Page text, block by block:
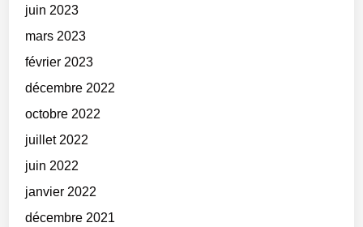
juin 2023
mars 2023
février 2023
décembre 2022
octobre 2022
juillet 2022
juin 2022
janvier 2022
décembre 2021